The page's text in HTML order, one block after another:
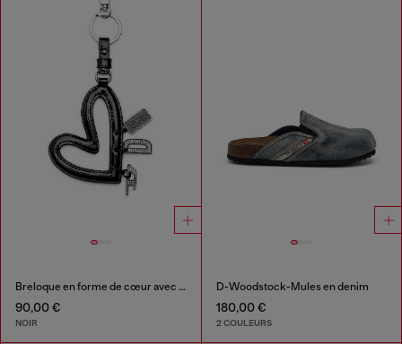
Breloque en forme de cœur avec finition brillante
90,00 €
NOIR
D-Woodstock-Mules en denim
180,00 €
2 COULEURS